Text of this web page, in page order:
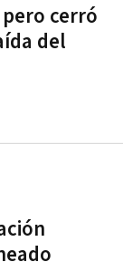
cerró
del